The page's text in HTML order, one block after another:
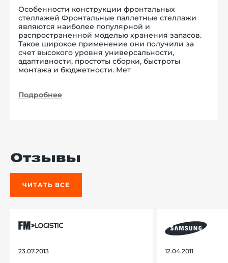
Особенности конструкции фронтальных
стеллажей Фронтальные паллетные стеллажи
являются наиболее популярной и
распространенной моделью хранения запасов.
Такое широкое применение они получили за
счет высокого уровня универсальности,
адаптивности, простоты сборки, быстроты
монтажа и бюджетности. Мет
Подробнее
Отзывы
ЧИТАТЬ ВСЕ
23.07.2013 12.04.2011